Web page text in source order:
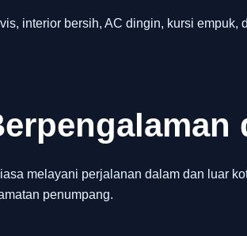
interior bersih, AC dingin, kursi empuk,
melayani perjalanan dalam dan luar
penumpang.